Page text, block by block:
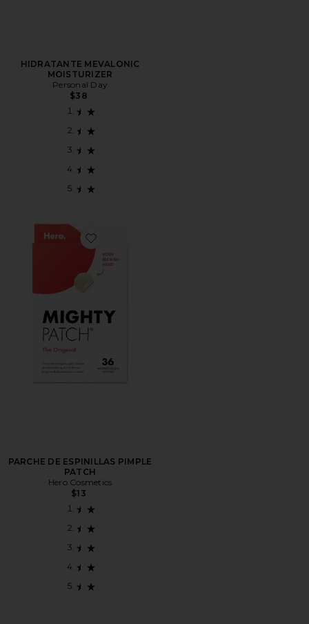
HIDRATANTE MEVALONIC
MOISTURIZER
Personal Day
$38
Favorite PARCHE DE ESPINILLAS PIMPLE PATCH
PARCHE DE ESPINILLAS PIMPLE
PATCH
Hero Cosmetics
$13